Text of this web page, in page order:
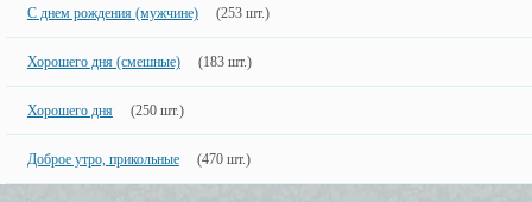
С днем рождения (мужчине) (253 шт.)
Хорошего дня (смешные) (183 шт.)
Хорошего дня (250 шт.)
Доброе утро, прикольные (470 шт.)